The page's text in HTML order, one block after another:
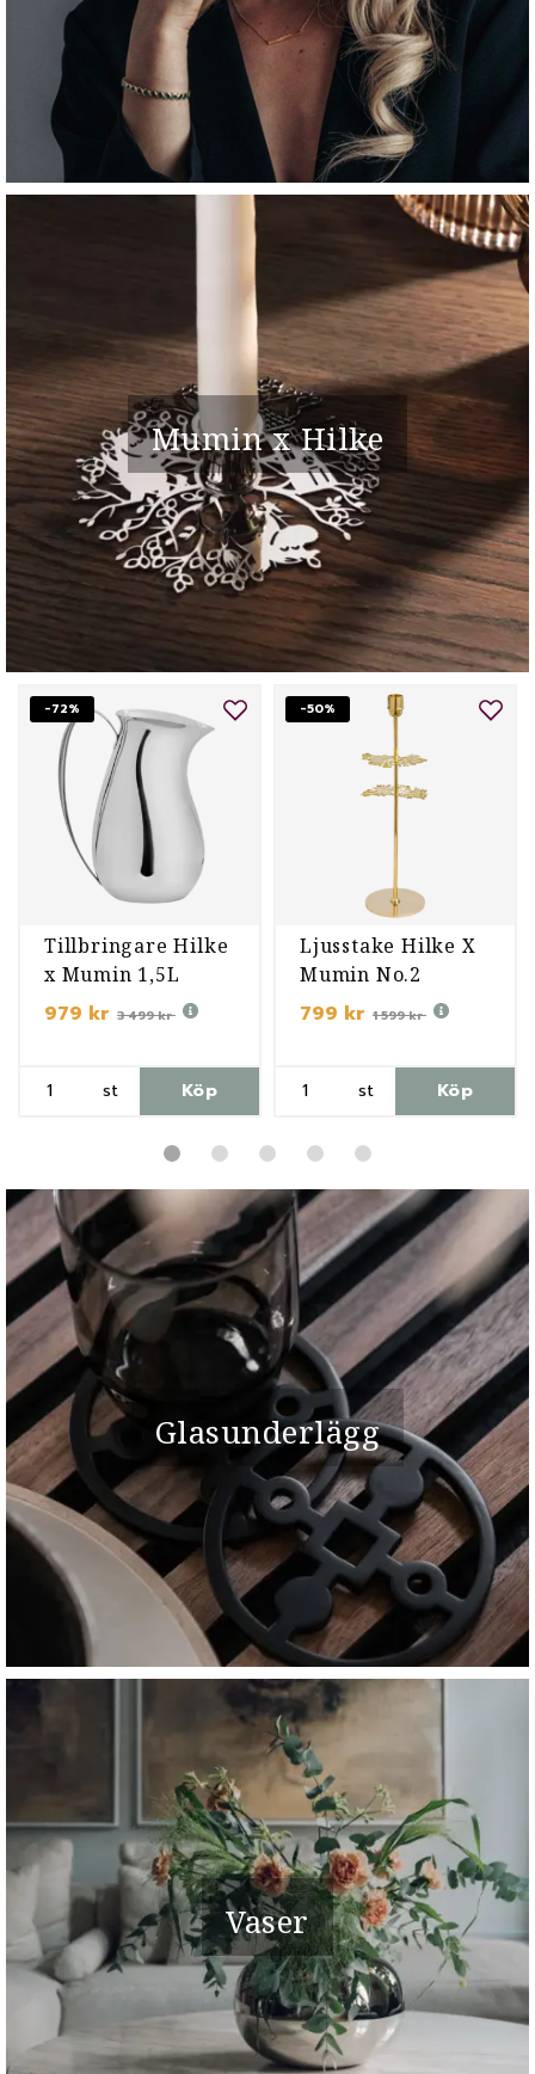
Mumin x Hilke
-72%
Tillbringare Hilke
x Mumin 1,5L
979 kr 3 499 kr
st Köp
-50%
Ljusstake Hilke X
Mumin No.2
799 kr 1 599 kr
st Köp
Glasunderlägg
Vaser